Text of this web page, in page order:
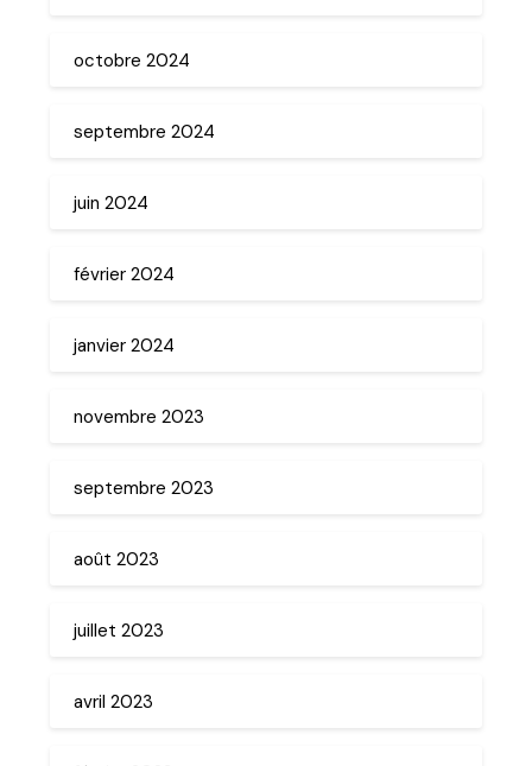
octobre 2024
septembre 2024
juin 2024
février 2024
janvier 2024
novembre 2023
septembre 2023
août 2023
juillet 2023
avril 2023